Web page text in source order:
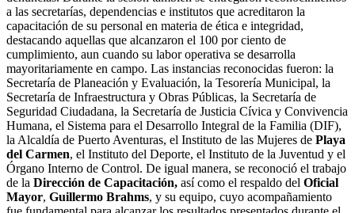
a las secretarías, dependencias e institutos que acreditaron la
capacitación de su personal en materia de ética e integridad,
destacando aquellas que alcanzaron el 100 por ciento de
cumplimiento, aun cuando su labor operativa se desarrolla
mayoritariamente en campo. Las instancias reconocidas fueron: la
Secretaría de Planeación y Evaluación, la Tesorería Municipal, la
Secretaría de Infraestructura y Obras Públicas, la Secretaría de
Seguridad Ciudadana, la Secretaría de Justicia Cívica y Convivencia
Humana, el Sistema para el Desarrollo Integral de la Familia (DIF),
la Alcaldía de Puerto Aventuras, el Instituto de las Mujeres de Playa
del Carmen, el Instituto del Deporte, el Instituto de la Juventud y el
Órgano Interno de Control. De igual manera, se reconoció el trabajo
de la Dirección de Capacitación, así como el respaldo del Oficial
Mayor, Guillermo Brahms, y su equipo, cuyo acompañamiento